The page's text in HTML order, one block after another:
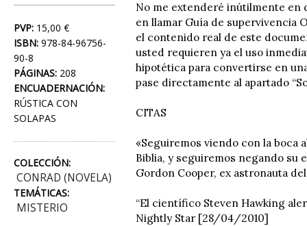
PVP: 15,00 €
ISBN: 978-84-96756-
90-8
PÁGINAS: 208
ENCUADERNACIÓN:
RÚSTICA CON
SOLAPAS
COLECCIÓN:
CONRAD (NOVELA)
TEMÁTICAS:
MISTERIO
No me extenderé inútilmente en
en llamar Guía de supervivencia
el contenido real de este
usted requieren ya el uso
hipotética para convertirse en
pase directamente al apartado
CITAS
«Seguiremos viendo con la boca
Biblia, y seguiremos negando su
Gordon Cooper, ex astronauta
“El científico Steven Hawking
Nightly Star [28/04/2010]